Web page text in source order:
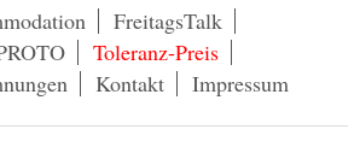
FreitagsTalk
Toleranz-Preis
Kontakt Impressum